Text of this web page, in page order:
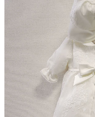
【ドレスリメイク】
ス
【ドレスリメイク】
レス
【ドレスリメイク】
ッションカバー
【ドレスリメイク】